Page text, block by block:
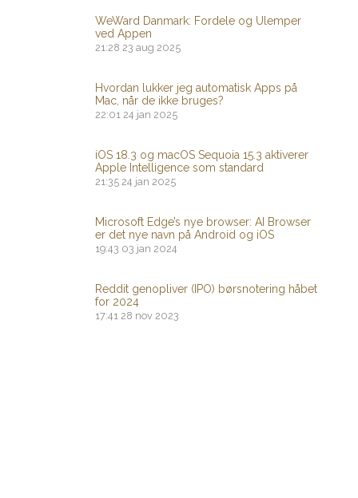
WeWard Danmark: Fordele og Ulemper
ved Appen
21:28 23 aug 2025
Hvordan lukker jeg automatisk Apps på
Mac, når de ikke bruges?
22:01 24 jan 2025
iOS 18.3 og macOS Sequoia 15.3 aktiverer
Apple Intelligence som standard
21:35 24 jan 2025
Microsoft Edge’s nye browser: AI Browser
er det nye navn på Android og iOS
19:43 03 jan 2024
Reddit genopliver (IPO) børsnotering håbet
for 2024
17:41 28 nov 2023